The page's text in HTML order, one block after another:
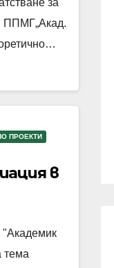
за
ППМГ„Акад.
ПРОЕКТИ
в
тема